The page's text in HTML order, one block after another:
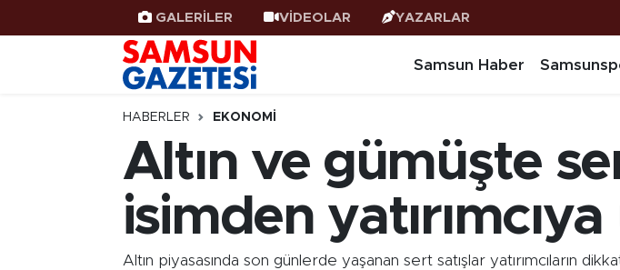
GALERİLER VİDEOLAR YAZARLAR
Samsun Haber
HABERLER EKONOMI
Altın ve gümüşte
isimden yatırımcıya
Altın piyasasında son günlerde yaşanan sert satışlar yatırımcıların
Samsun Haber
Samsunspor
Samsun Rehberi
Resmi İlanlar
Samsun Nöbetçi Eczaneler
Samsun Hava Durumu
SAMSUN Namaz Vakitleri
Samsun Trafik Yoğunluk Haritası
Süper Lig Puan Durumu ve Fikstür